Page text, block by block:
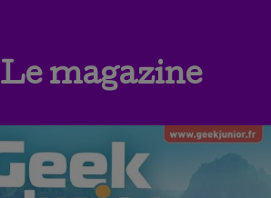
Le magazine